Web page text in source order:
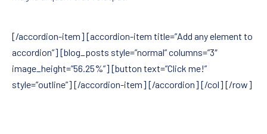
[/accordion-item] [accordion-item title=”Add any element to
accordion”] [blog_posts style=”normal” columns=”3″
image_height=”56.25%”] [button text=”Click me!”
style=”outline”] [/accordion-item] [/accordion] [/col] [/row]